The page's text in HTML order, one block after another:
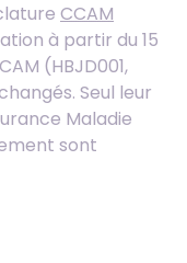
CCAM
à partir du 15
(HBJD001,
Seul leur
Maladie
sont